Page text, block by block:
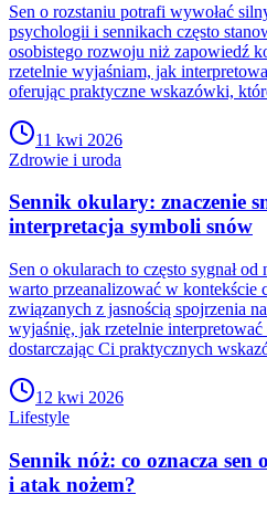
Sen o rozstaniu potrafi wywołać
psychologii i sennikach często
osobistego rozwoju niż zapowiedź
rzetelnie wyjaśniam, jak
oferując praktyczne wskazówki,
11 kwi 2026
Zdrowie i uroda
Sennik okulary: znaczenie
interpretacja symboli snów
Sen o okularach to często sygnał
warto przeanalizować w kontekście
związanych z jasnością spojrzenia
wyjaśnię, jak rzetelnie
dostarczając Ci praktycznych
12 kwi 2026
Lifestyle
Sennik nóż: co oznacza sen
i atak nożem?